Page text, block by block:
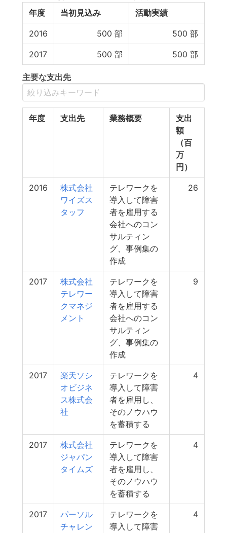
年度
当初見込み 活動実績
2016 500 部 500 部
2017 500 部 500 部
主要な支出先
年度 支出先 業務概要
支出
額
（百
万
円）
2016
株式会社
ワイズス
タッフ
テレワークを
導入して障害
者を雇用する
会社へのコン
サルティン
グ、事例集の
作成
26
2017
株式会社
テレワー
クマネジ
メント
テレワークを
導入して障害
者を雇用する
会社へのコン
サルティン
グ、事例集の
作成
9
2017
楽天ソシ
オビジネ
ス株式会
社
テレワークを
導入して障害
者を雇用し、
そのノウハウ
を蓄積する
4
2017
株式会社
ジャパン
タイムズ
テレワークを
導入して障害
者を雇用し、
そのノウハウ
を蓄積する
4
2017
パーソル
チャレン
テレワークを
導入して障害
4